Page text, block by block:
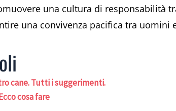
una cultura di responsabilità
una convivenza pacifica tra uomini
cane. Tutti i suggerimenti.
cosa fare